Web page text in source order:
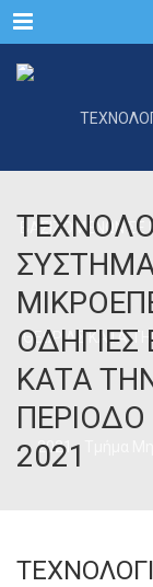
Menu
ΟΔΗΓΙΕΣ
ΚΑΤΑ
ΠΕΡΙΟΔΟ
2021